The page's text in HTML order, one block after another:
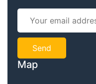
Map